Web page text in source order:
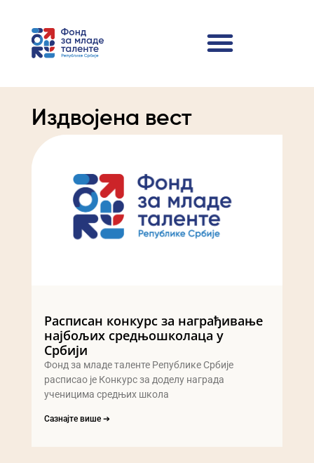
Издвојена вест
Расписан конкурс за награђивање
најбољих средњошколаца у
Србији
Фонд за младе таленте Републике Србије
расписао је Конкурс за доделу награда
ученицима средњих школа
Сазнајте више ➔